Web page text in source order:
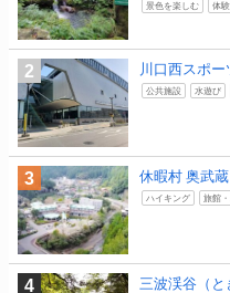
景色を楽しむ 体験
川口西スポー
公共施設 水遊び
休暇村 奥武
ハイキング 旅館
三波渓谷（と